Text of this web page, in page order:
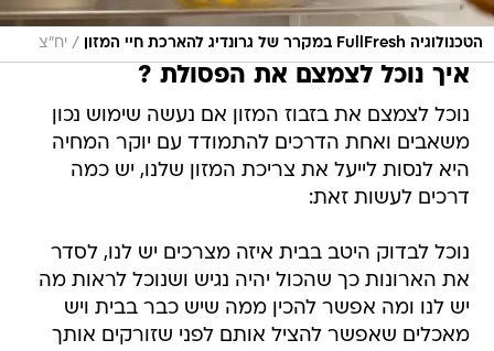
הטכנולוגיה FullFresh במקרר של גרונדיג להארכת חיי המזון / יח"צ
איך נוכל לצמצם את הפסולת ?
נוכל לצמצם את בזבוז המזון אם נעשה שימוש נכון
משאבים ואחת הדרכים להתמודד עם יוקר המחיה
היא לנסות לייעל את צריכת המזון שלנו, יש כמה
דרכים לעשות זאת:
נוכל לבדוק היטב בבית איזה מצרכים יש לנו, לסדר
את הארונות כך שהכול יהיה נגיש ושנוכל לראות מה
יש לנו ומה אפשר להכין ממה שיש כבר בבית ויש
מאכלים שאפשר להציל אותם לפני שזורקים אותך